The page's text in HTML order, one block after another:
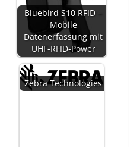
Bluebird S10 RFID –
Mobile
Datenerfassung mit
UHF-RFID-Power
Zebra Technologies